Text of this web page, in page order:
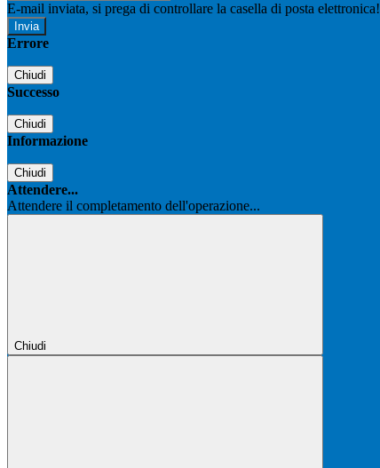
E-mail inviata, si prega di controllare la casella di posta elettronica!
Errore
Chiudi
Successo
Chiudi
Informazione
Chiudi
Attendere...
Attendere il completamento dell'operazione...
Chiudi